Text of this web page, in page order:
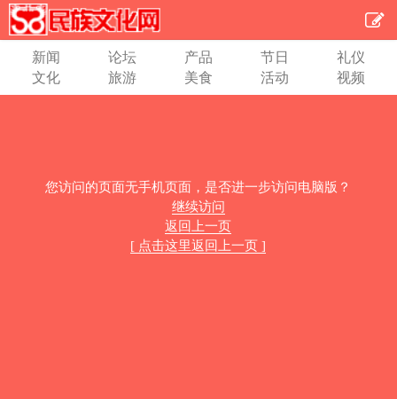
新闻 论坛 产品 节日
礼仪
文化
旅游 美食 活动 视频
您访问的页面无手机页面，是否进一步访问电脑版？
继续访问
返回上一页
[ 点击这里返回上一页 ]